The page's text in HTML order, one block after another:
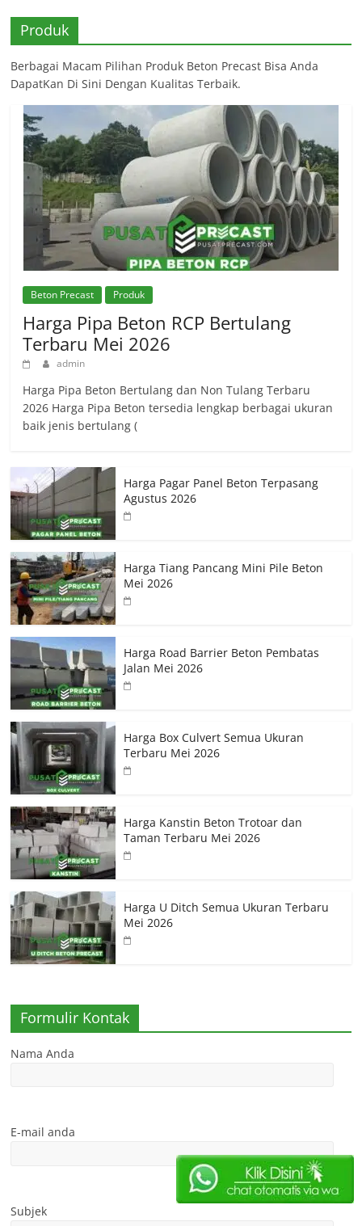
Produk
Berbagai Macam Pilihan Produk Beton Precast Bisa Anda
DapatKan Di Sini Dengan Kualitas Terbaik.
Beton Precast Produk
Harga Pipa Beton RCP Bertulang
Terbaru Mei 2026
admin
Harga Pipa Beton Bertulang dan Non Tulang Terbaru
2026 Harga Pipa Beton tersedia lengkap berbagai ukuran
baik jenis bertulang (
Harga Pagar Panel Beton Terpasang
Agustus 2026
Harga Tiang Pancang Mini Pile Beton
Mei 2026
Harga Road Barrier Beton Pembatas
Jalan Mei 2026
Harga Box Culvert Semua Ukuran
Terbaru Mei 2026
Harga Kanstin Beton Trotoar dan
Taman Terbaru Mei 2026
Harga U Ditch Semua Ukuran Terbaru
Mei 2026
Formulir Kontak
Nama Anda
E-mail anda
Subjek